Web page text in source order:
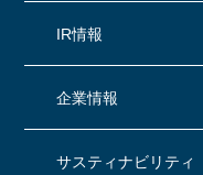
IR情報
企業情報
サスティナビリティ